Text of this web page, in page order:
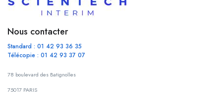
Nous contacter
Standard : 01 42 93 36 35
Télécopie : 01 42 93 37 07
78 boulevard des Batignolles
75017 PARIS